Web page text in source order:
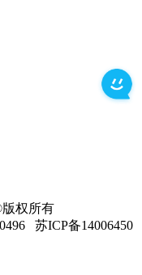
权所有
苏ICP备14006450